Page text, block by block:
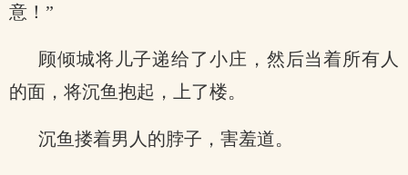
意！”
顾倾城将儿子递给了小庄，然后当着所有人
的面，将沉鱼抱起，上了楼。
沉鱼搂着男人的脖子，害羞道。